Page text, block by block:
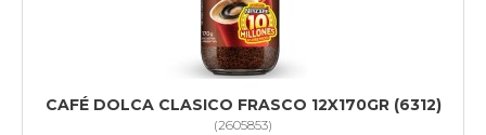
CAFÉ DOLCA CLASICO FRASCO 12X170GR (6312)
(2605853)